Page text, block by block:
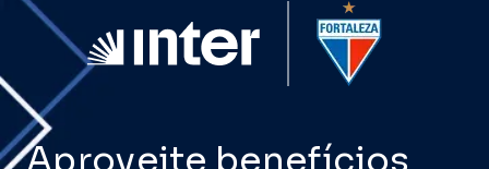
Aproveite benefícios